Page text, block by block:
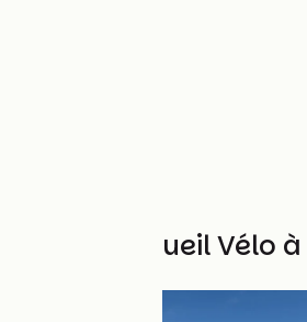
Autres Accueil Vélo